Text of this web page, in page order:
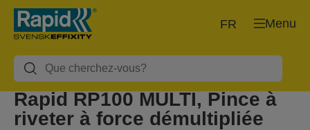
Menu
FR
Rapid RP100 MULTI, Pince à
riveter à force démultipliée